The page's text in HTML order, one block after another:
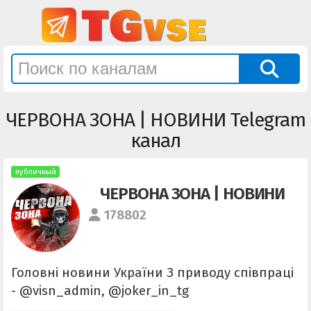
ЧЕРВОНА ЗОНА | НОВИНИ Telegram
канал
публичный
ЧЕРВОНА ЗОНА | НОВИНИ
178802
Головні новини України З приводу співпраці
- @visn_admin, @joker_in_tg